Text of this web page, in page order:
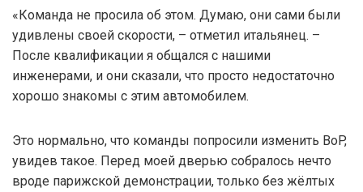
«Команда не просила об этом. Думаю, они сами были
удивлены своей скорости, – отметил итальянец. –
После квалификации я общался с нашими
инженерами, и они сказали, что просто недостаточно
хорошо знакомы с этим автомобилем.
Это нормально, что команды попросили изменить BoP,
увидев такое. Перед моей дверью собралось нечто
вроде парижской демонстрации, только без жёлтых